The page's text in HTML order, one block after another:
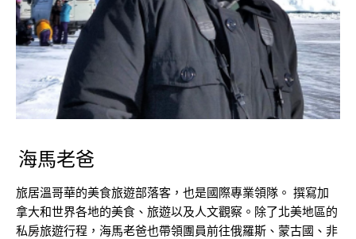
海馬老爸
旅居溫哥華的美食旅遊部落客，也是國際專業領隊。 撰寫加
拿大和世界各地的美食、旅遊以及人文觀察。除了北美地區的
私房旅遊行程，海馬老爸也帶領團員前往俄羅斯、蒙古國、非